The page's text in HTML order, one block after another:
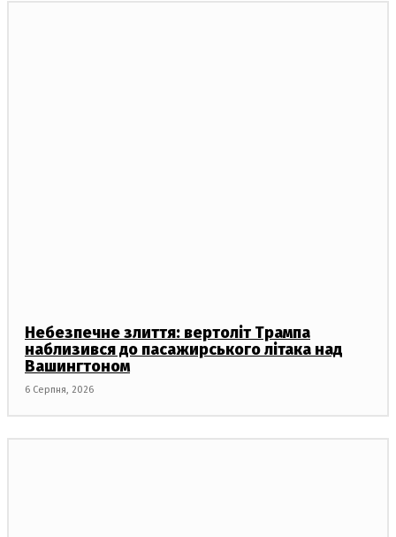
Небезпечне злиття: вертоліт Трампа
наблизився до пасажирського літака над
Вашингтоном
6 Серпня, 2026